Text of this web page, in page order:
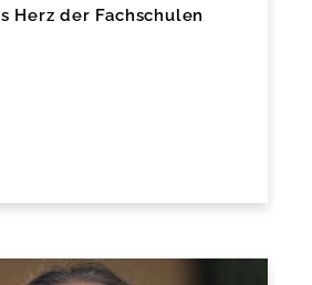
Herz der Fachschulen